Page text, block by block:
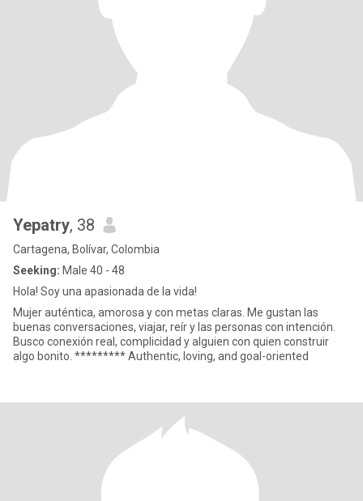
Yepatry, 38
Cartagena, Bolívar, Colombia
Seeking: Male 40 - 48
Hola! Soy una apasionada de la vida!
Mujer auténtica, amorosa y con metas claras. Me gustan las
buenas conversaciones, viajar, reír y las personas con intención.
Busco conexión real, complicidad y alguien con quien construir
algo bonito. ********* Authentic, loving, and goal-oriented